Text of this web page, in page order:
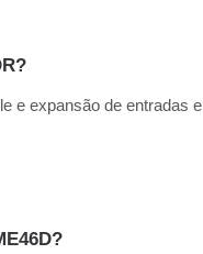
e expansão de entradas